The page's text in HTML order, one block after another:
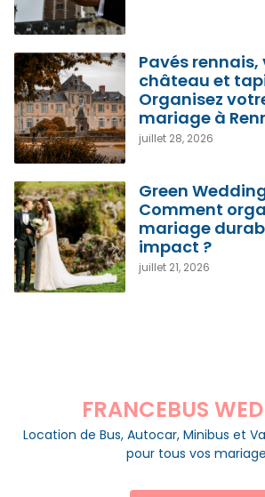
Pavés rennais,
château et
Organisez
mariage à
juillet 28, 2026
Green
Comment
mariage
impact ?
juillet 21, 2026
FRANCEBUS
Location de Bus, Autocar, Minibus et
pour tous vos